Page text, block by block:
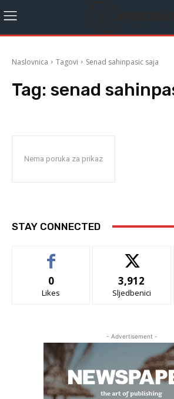
Naslovnica Tagovi Senad sahinpasic saja
Tag: senad
Nema poruka za prikaz
STAY CONNECTED
0
Likes
3,912
Sljedbenici
- Advertisement -